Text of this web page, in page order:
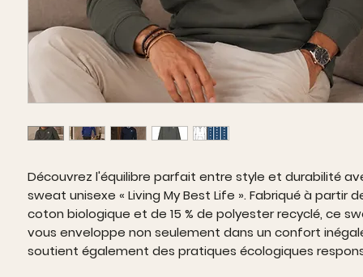
Découvrez l'équilibre parfait entre style et durabilité
sweat unisexe « Living My Best Life ». Fabriqué à partir
coton biologique et de 15 % de polyester recyclé, ce
vous enveloppe non seulement dans un confort
soutient également des pratiques écologiques